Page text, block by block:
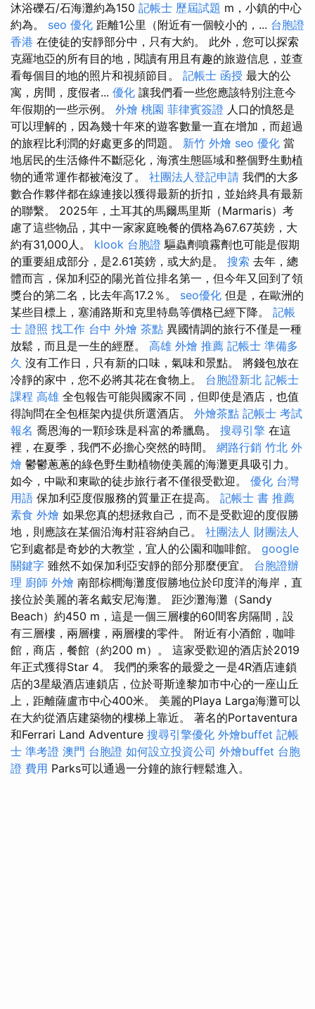
沐浴礫石/石海灘約為150 記帳士 歷屆試題 m，小鎮的中心
約為。 seo 優化 距離1公里（附近有一個較小的，... 台胞證
香港 在使徒的安靜部分中，只有大約。 此外，您可以探索
克羅地亞的所有目的地，閱讀有用且有趣的旅遊信息，並查
看每個目的地的照片和視頻節目。 記帳士 函授 最大的公
寓，房間，度假者... 優化 讓我們看一些您應該特別注意今
年假期的一些示例。 外燴 桃園 菲律賓簽證 人口的憤怒是
可以理解的，因為幾十年來的遊客數量一直在增加，而超過
的旅程比利潤的好處更多的問題。 新竹 外燴 seo 優化 當
地居民的生活條件不斷惡化，海濱生態區域和整個野生動植
物的通常運作都被淹沒了。 社團法人登記申請 我們的大多
數合作夥伴都在線連接以獲得最新的折扣，並始終具有最新
的聯繫。 2025年，土耳其的馬爾馬里斯（Marmaris）考
慮了這些物品，其中一家家庭晚餐的價格為67.67英鎊，大
約有31,000人。 klook 台胞證 驅蟲劑噴霧劑也可能是假期
的重要組成部分，是2.61英鎊，或大約是。 搜索 去年，總
體而言，保加利亞的陽光首位排名第一，但今年又回到了領
獎台的第二名，比去年高17.2％。 seo優化 但是，在歐洲的
某些目標上，塞浦路斯和克里特島等價格已經下降。 記帳
士 證照 找工作 台中 外燴 茶點 異國情調的旅行不僅是一種
放鬆，而且是一生的經歷。 高雄 外燴 推薦 記帳士 準備多
久 沒有工作日，只有新的口味，氣味和景點。 將錢包放在
冷靜的家中，您不必將其花在食物上。 台胞證新北 記帳士
課程 高雄 全包報告可能與國家不同，但即使是酒店，也值
得詢問在全包框架內提供所選酒店。 外燴茶點 記帳士 考試
報名 喬恩海的一顆珍珠是科富的希臘島。 搜尋引擎 在這
裡，在夏季，我們不必擔心突然的時間。 網路行銷 竹北 外
燴 鬱鬱蔥蔥的綠色野生動植物使美麗的海灘更具吸引力。
如今，中歐和東歐的徒步旅行者不僅很受歡迎。 優化 台灣
用語 保加利亞度假服務的質量正在提高。 記帳士 書 推薦
素食 外燴 如果您真的想拯救自己，而不是受歡迎的度假勝
地，則應該在某個沿海村莊容納自己。 社團法人 財團法人
它到處都是奇妙的大教堂，宜人的公園和咖啡館。 google
關鍵字 雖然不如保加利亞安靜的部分那麼便宜。 台胞證辦
理 廚師 外燴 南部棕櫚海灘度假勝地位於印度洋的海岸，直
接位於美麗的著名戴安尼海灘。 距沙灘海灘（Sandy
Beach）約450 m，這是一個三層樓的60間客房隔間，設
有三層樓，兩層樓，兩層樓的零件。 附近有小酒館，咖啡
館，商店，餐館（約200 m）。 這家受歡迎的酒店於2019
年正式獲得Star 4。 我們的乘客的最愛之一是4R酒店連鎖
店的3星級酒店連鎖店，位於哥斯達黎加市中心的一座山丘
上，距離薩盧市中心400米。 美麗的Playa Larga海灘可以
在大約從酒店建築物的樓梯上靠近。 著名的Portaventura
和Ferrari Land Adventure 搜尋引擎優化 外燴buffet 記帳
士 準考證 澳門 台胞證 如何設立投資公司 外燴buffet 台胞
證 費用 Parks可以通過一分鐘的旅行輕鬆進入。